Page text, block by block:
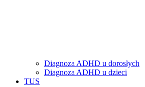
Diagnoza ADHD u dorosłych
Diagnoza ADHD u dzieci
TUS